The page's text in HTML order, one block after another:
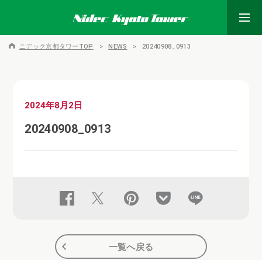
ニデック京都タワーTOP NEWS 20240908_0913
2024年8月2日
20240908_0913
一覧へ戻る